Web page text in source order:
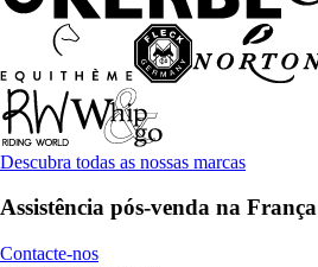
Descubra todas as nossas marcas
Assistência pós-venda na França
Contacte-nos